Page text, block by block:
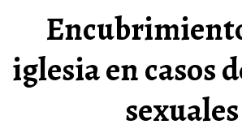
iglesia en casos
sexuales